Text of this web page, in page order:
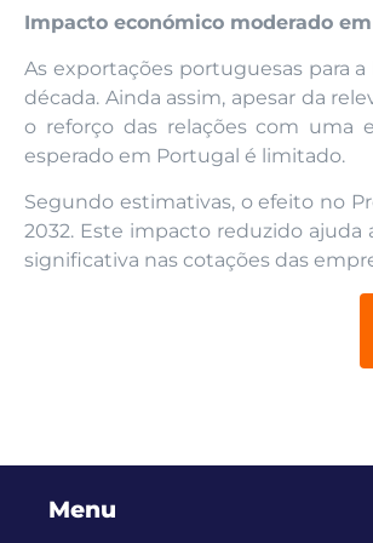
Impacto económico moderado
As exportações portuguesas para
década. Ainda assim, apesar da
o reforço das relações com uma
esperado em Portugal é limitado.
Segundo estimativas, o efeito no
2032. Este impacto reduzido
significativa nas cotações das
Menu